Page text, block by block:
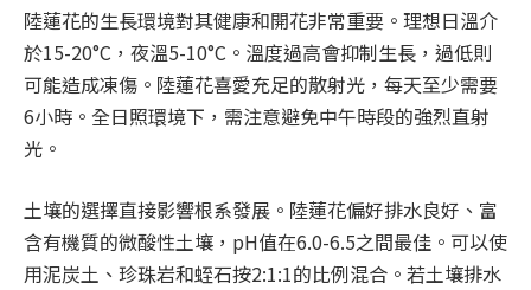
陸蓮花的生長環境對其健康和開花非常重要。理想日溫介
於15-20°C，夜溫5-10°C。溫度過高會抑制生長，過低則
可能造成凍傷。陸蓮花喜愛充足的散射光，每天至少需要
6小時。全日照環境下，需注意避免中午時段的強烈直射
光。
土壤的選擇直接影響根系發展。陸蓮花偏好排水良好、富
含有機質的微酸性土壤，pH值在6.0-6.5之間最佳。可以使
用泥炭土、珍珠岩和蛭石按2:1:1的比例混合。若土壤排水